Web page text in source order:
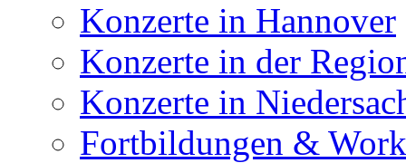
Konzerte in Hannover
Konzerte in der
Konzerte in
Fortbildungen &